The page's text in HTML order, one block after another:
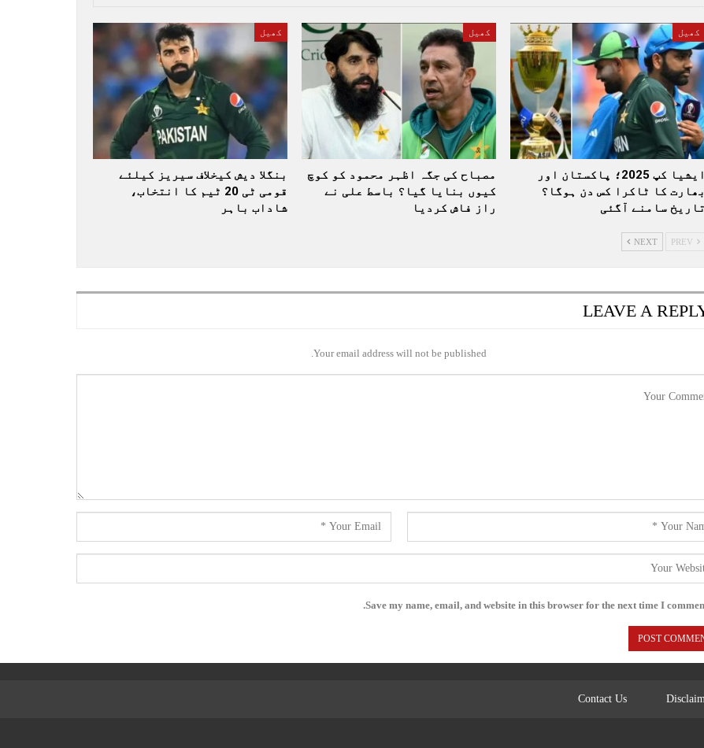
کھیل
ایشیا کپ 2025؛ پاکستان اور
بھارت کا ٹاکرا کس دن ہوگا؟
تاریخ سامنے آگئی
کھیل
مصباح کی جگہ اظہر محمود کو کوچ
کیوں بنایا گیا؟ باسط علی نے
راز فاش کردیا
کھیل
بنگلا دیش کیخلاف سیریز کیلئے
قومی ٹی 20 ٹیم کا انتخاب،
شاداب باہر
NEXT
LEAVE A
Your email address will not be published.
Save my name, email, and website in this browser for the next time I
Contact Us